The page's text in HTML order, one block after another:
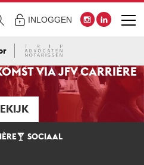
INLOGGEN
LID!VIA JFV CARRIÈRE
SOCIAAL